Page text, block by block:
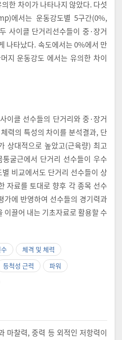
한 차이가 나타나지 않았다. 다섯
에서는 운동강도별 5구간(0%,
사이클 단거리선수들이 중·장거
나타났다. 속도에서는 0%에서 만
지 운동강도 에서는 유의한 차이
이클 선수들의 단거리와 중·장거
력의 특성의 차이를 분석결과, 단
상대적으로 높았고(근육량) 최고
굴근에서 단거리 선수들이 우수
비교에서도 단거리 선수들이 상
자료를 토대로 향후 각 종목 선수
가에 반영하여 선수들의 경기력과
이끌어 내는 기초자료로 활용할 수
체격 및 체력
등척성 근력
파워
마찰력, 중력 등 외적인 저항력이